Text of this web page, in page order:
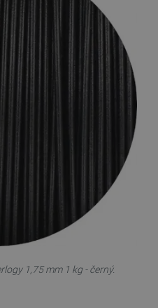
1,75 mm 1 kg - černý.